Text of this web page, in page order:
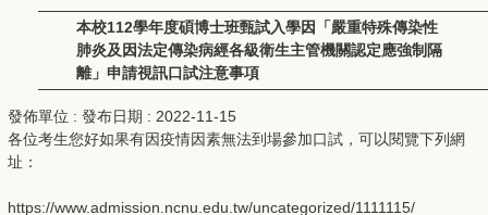
本校112學年度碩博士班甄試入學因「嚴重特殊傳染性
肺炎及因法定傳染病經各級衛生主管機關認定應強制隔
離」申請視訊口試注意事項
發佈單位 : 發布日期 : 2022-11-15
各位考生您好如果有因疫情因素無法到場參加口試，可以閱覽下列網
址：
https://www.admission.ncnu.edu.tw/uncategorized/1111115/